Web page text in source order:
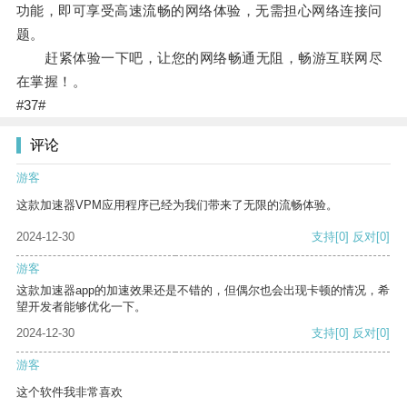
功能，即可享受高速流畅的网络体验，无需担心网络连接问
题。
赶紧体验一下吧，让您的网络畅通无阻，畅游互联网尽
在掌握！。
#37#
评论
游客
这款加速器VPM应用程序已经为我们带来了无限的流畅体验。
2024-12-30 支持[0] 反对[0]
游客
这款加速器app的加速效果还是不错的，但偶尔也会出现卡顿的情况，希
望开发者能够优化一下。
2024-12-30
支持[0] 反对[0]
游客
这个软件我非常喜欢